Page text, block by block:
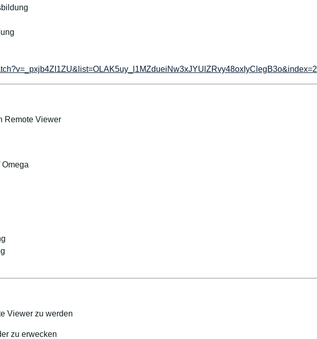
Remote Viewer
Viewer zu werden
zu erwecken